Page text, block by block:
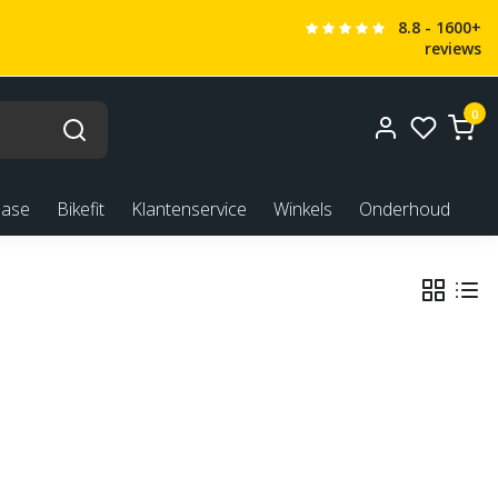
8.8 - 1600+
reviews
0
Bikefit Klantenservice Winkels Onderhoud